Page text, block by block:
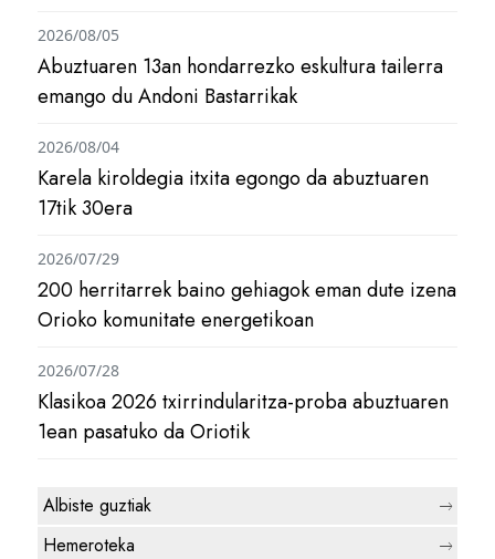
Abuztuaren 13an hondarrezko eskultura tailerra
emango du Andoni Bastarrikak
2026/08/05
Karela kiroldegia itxita egongo da abuztuaren
17tik 30era
2026/08/04
200 herritarrek baino gehiagok eman dute izena
Orioko komunitate energetikoan
2026/07/29
Klasikoa 2026 txirrindularitza-proba abuztuaren
1ean pasatuko da Oriotik
2026/07/28
Albiste guztiak
Hemeroteka